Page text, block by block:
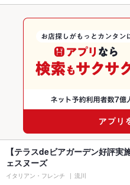
【テラスdeビアガーデン好評
ェスヌーズ
イタリアン・フレンチ 流川